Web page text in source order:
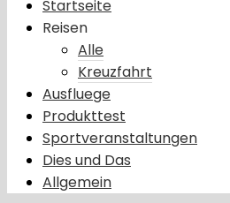
Startseite
Reisen
Alle
Kreuzfahrt
Ausfluege
Produkttest
Sportveranstaltungen
Dies und Das
Allgemein